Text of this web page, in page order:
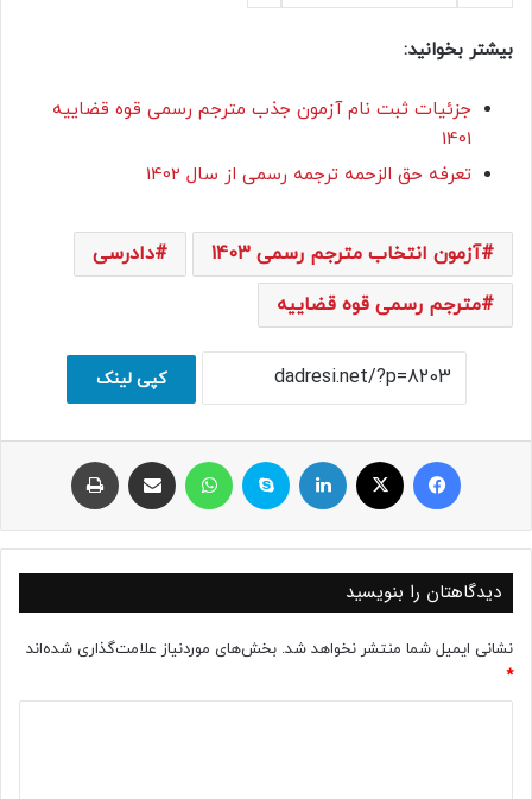
بیشتر بخوانید:
جزئیات ثبت نام آزمون جذب مترجم رسمی قوه قضاییه
1401
تعرفه حق الزحمه ترجمه رسمی از سال 1402
آزمون انتخاب مترجم رسمی 1403
دادرسی
مترجم رسمی قوه قضاییه
کپی لینک
فیسبوک ایکس لینکداین اسکایپ واتس آپ اشتراک با ایمیل
دیدگاهتان را بنویسید
نشانی ایمیل شما منتشر نخواهد شد. بخش‌های موردنیاز علامت‌گذاری شده‌اند
*